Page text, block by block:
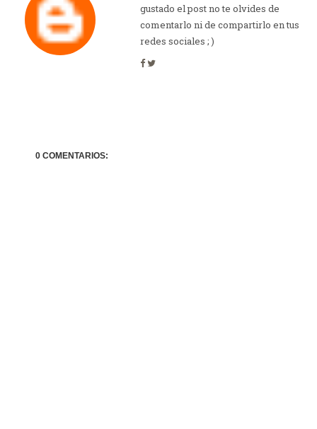
gustado el post no te olvides de
comentarlo ni de compartirlo en tus
redes sociales ; )
0 COMENTARIOS: